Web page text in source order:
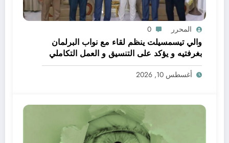
المحرر 0
والي تيسمسيلت ينظم لقاء مع نواب البرلمان
بغرفتيه و يؤكد على التنسيق و العمل التكاملي
خدمة للتنمية و المواطن
أغسطس 10, 2026